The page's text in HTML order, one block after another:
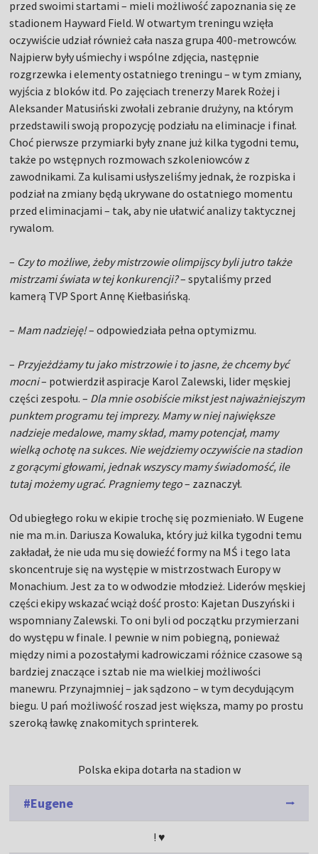
przed swoimi startami – mieli możliwość zapoznania się ze
stadionem Hayward Field. W otwartym treningu wzięła
oczywiście udział również cała nasza grupa 400-metrowców.
Najpierw były uśmiechy i wspólne zdjęcia, następnie
rozgrzewka i elementy ostatniego treningu – w tym zmiany,
wyjścia z bloków itd. Po zajęciach trenerzy Marek Rożej i
Aleksander Matusiński zwołali zebranie drużyny, na którym
przedstawili swoją propozycję podziału na eliminacje i finał.
Choć pierwsze przymiarki były znane już kilka tygodni temu,
także po wstępnych rozmowach szkoleniowców z
zawodnikami. Za kulisami usłyszeliśmy jednak, że rozpiska i
podział na zmiany będą ukrywane do ostatniego momentu
przed eliminacjami – tak, aby nie ułatwić analizy taktycznej
rywalom.
– Czy to możliwe, żeby mistrzowie olimpijscy byli jutro także
mistrzami świata w tej konkurencji?– spytaliśmy przed
kamerą TVP Sport Annę Kiełbasińską.
– Mam nadzieję!– odpowiedziała pełna optymizmu.
– Przyjeżdżamy tu jako mistrzowie i to jasne, że chcemy być
mocni– potwierdził aspiracje Karol Zalewski, lider męskiej
części zespołu. – Dla mnie osobiście mikst jest najważniejszym
punktem programu tej imprezy. Mamy w niej największe
nadzieje medalowe, mamy skład, mamy potencjał, mamy
wielką ochotę na sukces. Nie wejdziemy oczywiście na stadion
z gorącymi głowami, jednak wszyscy mamy świadomość, ile
tutaj możemy ugrać. Pragniemy tego– zaznaczył.
Od ubiegłego roku w ekipie trochę się pozmieniało. W Eugene
nie ma m.in. Dariusza Kowaluka, który już kilka tygodni temu
zakładał, że nie uda mu się dowieźć formy na MŚ i tego lata
skoncentruje się na występie w mistrzostwach Europy w
Monachium. Jest za to w odwodzie młodzież. Liderów męskiej
części ekipy wskazać wciąż dość prosto: Kajetan Duszyński i
wspomniany Zalewski. To oni byli od początku przymierzani
do występu w finale. I pewnie w nim pobiegną, ponieważ
między nimi a pozostałymi kadrowiczami różnice czasowe są
bardziej znaczące i sztab nie ma wielkiej możliwości
manewru. Przynajmniej – jak sądzono – w tym decydującym
biegu. U pań możliwość roszad jest większa, mamy po prostu
szeroką ławkę znakomitych sprinterek.
Polska ekipa dotarła na stadion w
#Eugene
! ♥️